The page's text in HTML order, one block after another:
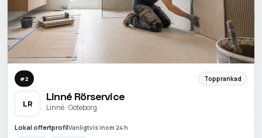
#2 Topprankad
LR
Linné Rörservice
Linné · Göteborg
Lokal offertprofilVanligtvis inom 24 h